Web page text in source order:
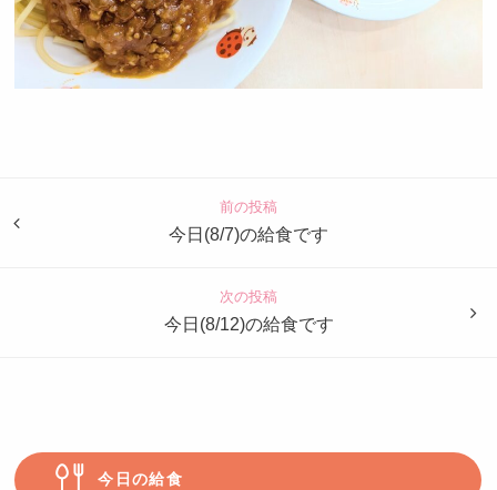
も
前の投稿
今日(8/7)の給食です
次の投稿
今日(8/12)の給食です
今日の給食